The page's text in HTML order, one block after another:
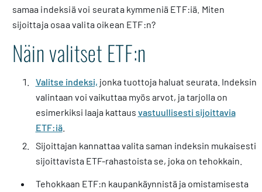
samaa indeksiä voi seurata kymmeniä ETF:iä. Miten
sijoittaja osaa valita oikean ETF:n?
Näin valitset ETF:n
Valitse indeksi, jonka tuottoja haluat seurata. Indeksin
valintaan voi vaikuttaa myös arvot, ja tarjolla on
esimerkiksi laaja kattaus vastuullisesti sijoittavia
ETF:iä.
Sijoittajan kannattaa valita saman indeksin mukaisesti
sijoittavista ETF-rahastoista se, joka on tehokkain.
Tehokkaan ETF:n kaupankäynnistä ja omistamisesta